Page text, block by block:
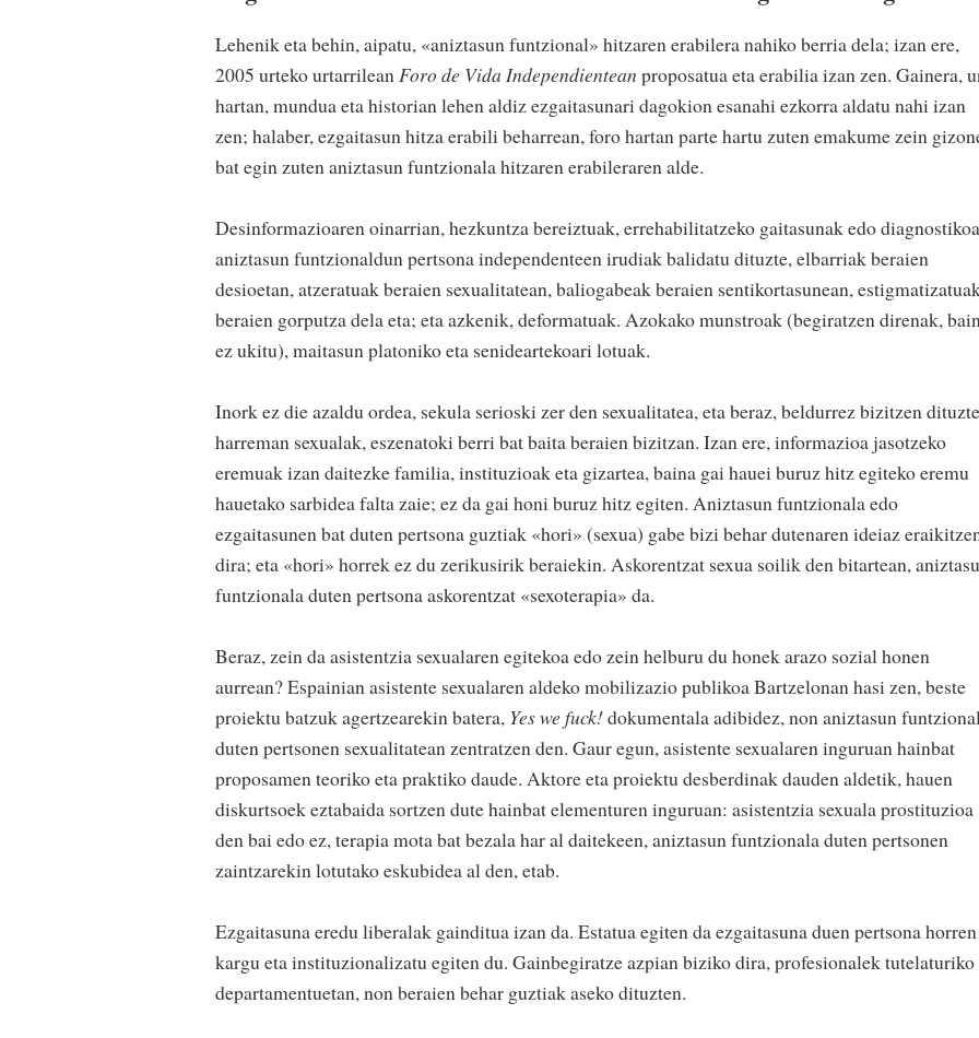
Lehenik eta behin, aipatu, «aniztasun funtzional» hitzaren erabilera nahiko berria dela; izan ere,
2005 urteko urtarrileanForo de Vida Independientean proposatua eta erabilia izan zen. Gainera,
hartan, mundua eta historian lehen aldiz ezgaitasunari dagokion esanahi ezkorra aldatu nahi izan
zen; halaber, ezgaitasun hitza erabili beharrean, foro hartan parte hartu zuten emakume zein
bat egin zuten aniztasun funtzionala hitzaren erabileraren alde.
Desinformazioaren oinarrian, hezkuntza bereiztuak, errehabilitatzeko gaitasunak edo
aniztasun funtzionaldun pertsona independenteen irudiak balidatu dituzte, elbarriak beraien
desioetan, atzeratuak beraien sexualitatean, baliogabeak beraien sentikortasunean,
beraien gorputza dela eta; eta azkenik, deformatuak. Azokako munstroak (begiratzen direnak,
ez ukitu), maitasun platoniko eta senideartekoari lotuak.
Inork ez die azaldu ordea, sekula serioski zer den sexualitatea, eta beraz, beldurrez bizitzen dituzte
harreman sexualak, eszenatoki berri bat baita beraien bizitzan. Izan ere, informazioa jasotzeko
eremuak izan daitezke familia, instituzioak eta gizartea, baina gai hauei buruz hitz egiteko eremu
hauetako sarbidea falta zaie; ez da gai honi buruz hitz egiten. Aniztasun funtzionala edo
ezgaitasunen bat duten pertsona guztiak «hori» (sexua) gabe bizi behar dutenaren ideiaz
dira; eta «hori» horrek ez du zerikusirik beraiekin. Askorentzat sexua soilik den bitartean,
funtzionala duten pertsona askorentzat «sexoterapia» da.
Beraz, zein da asistentzia sexualaren egitekoa edo zein helburu du honek arazo sozial honen
aurrean? Espainian asistente sexualaren aldeko mobilizazio publikoa Bartzelonan hasi zen, beste
proiektu batzuk agertzearekin batera, Yes we fuck!dokumentala adibidez, non aniztasun
duten pertsonen sexualitatean zentratzen den. Gaur egun, asistente sexualaren inguruan hainbat
proposamen teoriko eta praktiko daude. Aktore eta proiektu desberdinak dauden aldetik, hauen
diskurtsoek eztabaida sortzen dute hainbat elementuren inguruan: asistentzia sexuala prostituzioa
den bai edo ez, terapia mota bat bezala har al daitekeen, aniztasun funtzionala duten pertsonen
zaintzarekin lotutako eskubidea al den, etab.
Ezgaitasuna eredu liberalak gainditua izan da. Estatua egiten da ezgaitasuna duen pertsona horren
kargu eta instituzionalizatu egiten du. Gainbegiratze azpian biziko dira, profesionalek tutelaturiko
departamentuetan, non beraien behar guztiak aseko dituzten.